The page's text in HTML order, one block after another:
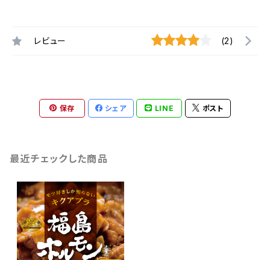
レビュー (2)
保存 シェア LINE ポスト
最近チェックした商品